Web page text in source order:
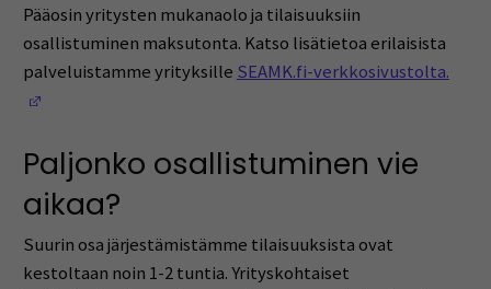
Pääosin yritysten mukanaolo ja tilaisuuksiin
osallistuminen maksutonta. Katso lisätietoa erilaisista
palveluistamme yrityksille SEAMK.fi-verkkosivustolta.
Paljonko osallistuminen vie
aikaa?
Suurin osa järjestämistämme tilaisuuksista ovat
kestoltaan noin 1-2 tuntia. Yrityskohtaiset